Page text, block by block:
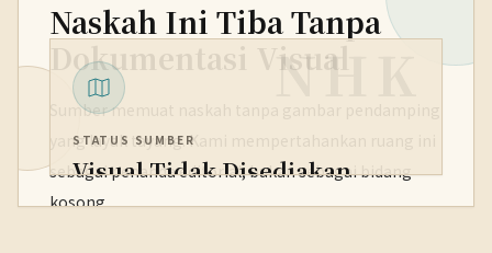
Naskah Ini Tiba Tanpa
Dokumentasi Visual
Sumber memuat naskah tanpa gambar pendamping
yang layak tayang. Kami mempertahankan ruang ini
sebagai penanda editorial, bukan sebagai bidang
kosong.
NHK
STATUS SUMBER
Visual Tidak Disediakan